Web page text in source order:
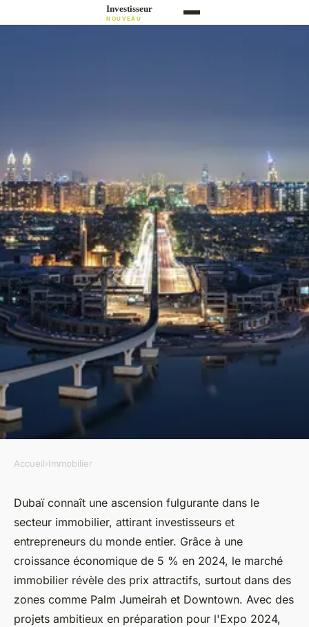
Découvrez l'immobilier à
dubaï : un marché en pleine
expansion
mirabelle•1 janvier 2025 •10 min de lecture
Accueil›Immobilier
Dubaï connaît une ascension fulgurante dans le
secteur immobilier, attirant investisseurs et
entrepreneurs du monde entier. Grâce à une
croissance économique de 5 % en 2024, le marché
immobilier révèle des prix attractifs, surtout dans des
zones comme Palm Jumeirah et Downtown. Avec des
projets ambitieux en préparation pour l'Expo 2024,